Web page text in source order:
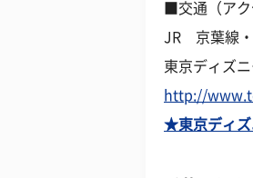
■交通（アク
JR 京葉線
東京ディズ
http://
★東京ディズ